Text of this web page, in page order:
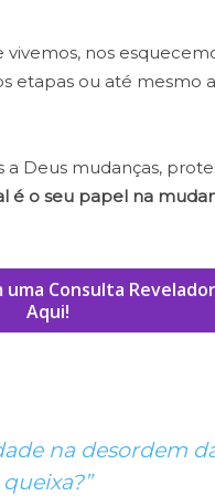
nos
etapas ou até mesmo
Deus mudanças,
é o seu papel na
Consulta
Aqui!
na desordem
queixa?”